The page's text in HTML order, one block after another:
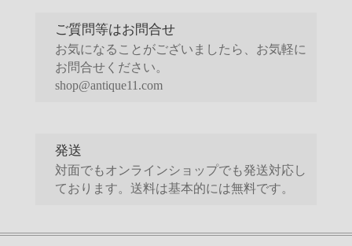
ご質問等はお問合せ
お気になることがございましたら、お気軽に
お問合せください。
shop@antique11.com
発送
対面でもオンラインショップでも発送対応し
ております。送料は基本的には無料です。